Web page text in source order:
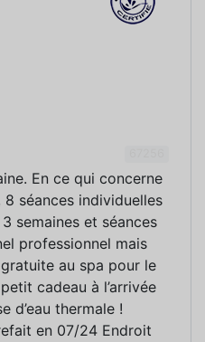
En ce qui concerne
8 séances individuelles
semaines et séances
professionnel mais
au spa pour le
cadeau à l’arrivée
d’eau thermale !
en 07/24 Endroit